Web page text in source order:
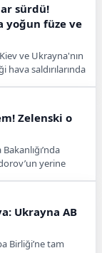
sürdü!
yoğun füze ve
ve Ukrayna'nın
saldırılarında
Zelenskiy,
Zelenski o
yerine
Ukrayna AB
Birliği’ne tam